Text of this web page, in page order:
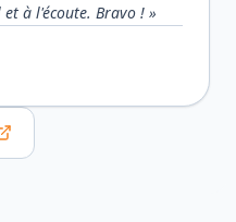
à l'écoute. Bravo ! »